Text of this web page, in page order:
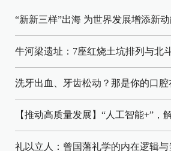
“新新三样”出海 为世界发展增添新
牛河梁遗址：7座红烧土坑排列与北
洗牙出血、牙齿松动？那是你的口腔
【推动高质量发展】“人工智能+”，
礼以立人：曾国藩礼学的内在逻辑与